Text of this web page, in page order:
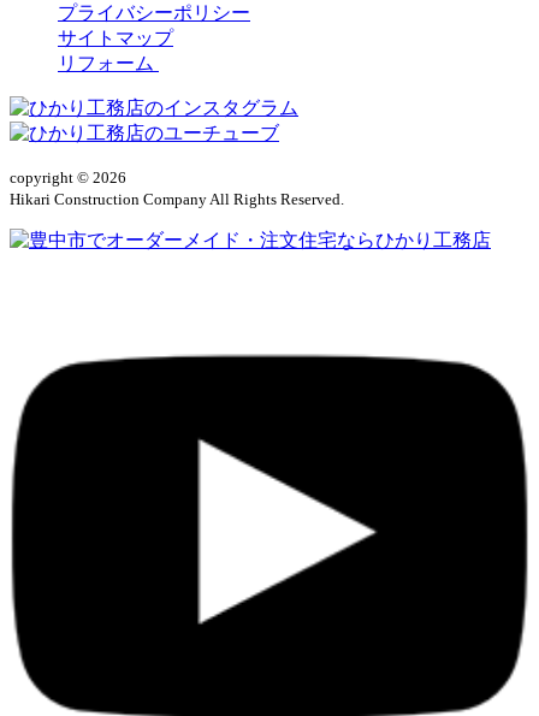
プライバシーポリシー
サイトマップ
リフォーム
copyright © 2026
Hikari Construction Company All Rights Reserved.